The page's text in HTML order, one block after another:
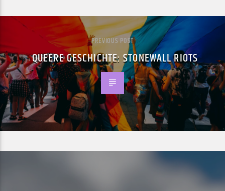
PREVIOUS POST
QUEERE GESCHICHTE: STONEWALL RIOTS